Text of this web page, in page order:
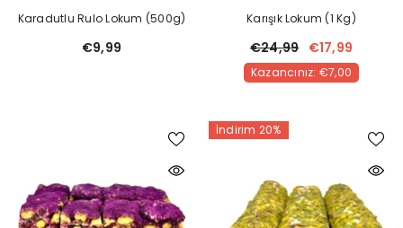
Karadutlu Rulo Lokum (500g)
€9,99
Karışık Lokum (1 Kg)
€24,99 €17,99
Kazancınız: €7,00
İndirim 20%